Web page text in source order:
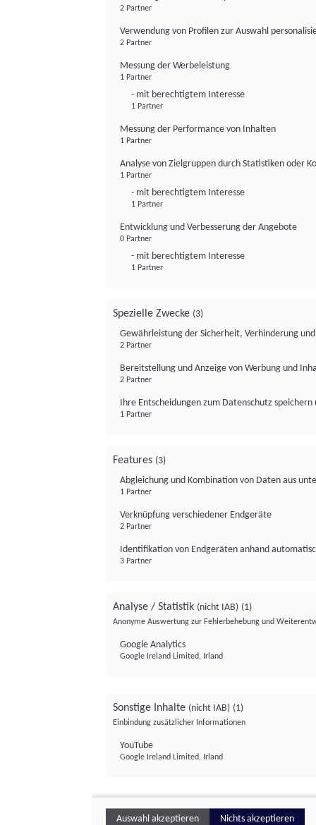
2 Partner
Verwendung von Profilen zur Auswahl
2 Partner
Messung der Werbeleistung
1 Partner
- mit berechtigtem Interesse
1 Partner
Messung der Performance von Inhalten
1 Partner
Analyse von Zielgruppen durch Statistiken oder
1 Partner
- mit berechtigtem Interesse
1 Partner
Entwicklung und Verbesserung der Angebote
0 Partner
- mit berechtigtem Interesse
1 Partner
Spezielle Zwecke (3)
Gewährleistung der Sicherheit, Verhinderung
2 Partner
Bereitstellung und Anzeige von Werbung und
2 Partner
Ihre Entscheidungen zum Datenschutz
1 Partner
Features (3)
Abgleichung und Kombination von Daten aus
1 Partner
Verknüpfung verschiedener Endgeräte
2 Partner
Identifikation von Endgeräten anhand
3 Partner
Analyse / Statistik (nicht IAB) (1)
Anonyme Auswertung zur Fehlerbehebung und
Google Analytics
Google Ireland Limited, Irland
Sonstige Inhalte (nicht IAB) (1)
Einbindung zusätzlicher Informationen
YouTube
Google Ireland Limited, Irland
Auswahl akzeptieren Nichts akzeptieren